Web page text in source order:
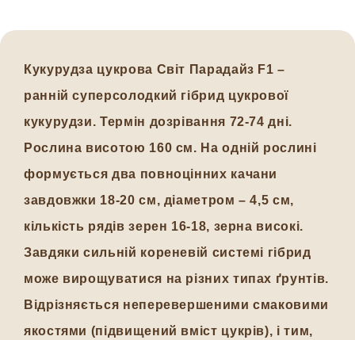
Кукурудза цукрова Світ Парадайз F1 –
ранній суперсолодкий гібрид цукрової
кукурудзи. Термін дозрівання 72-74 дні.
Рослина висотою 160 см. На одній рослині
формується два повноцінних качани
завдовжки 18-20 см, діаметром – 4,5 см,
кількість рядів зерен 16-18, зерна високі.
Завдяки сильній кореневій системі гібрид
може вирощуватися на різних типах ґрунтів.
Відрізняється неперевершеними смаковими
якостями (підвищений вміст цукрів), і тим,